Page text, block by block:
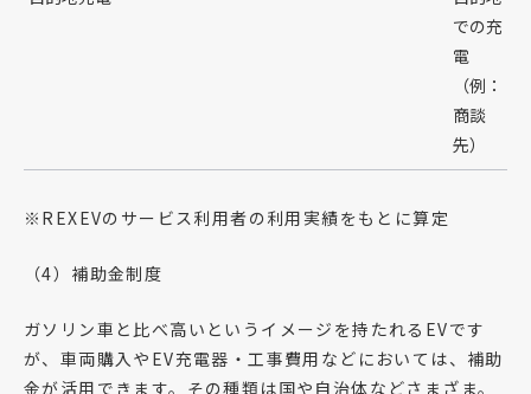
での充
電
（例：
商談
先）
※REXEVのサービス利用者の利用実績をもとに算定
（4）補助金制度
ガソリン車と比べ高いというイメージを持たれるEVです
が、車両購入やEV充電器・工事費用などにおいては、補助
金が活用できます。その種類は国や自治体などさまざま。